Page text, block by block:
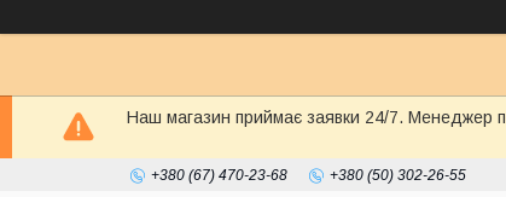
Наш магазин приймає заявки 24/7. Менеджер
+380 (67) 470-23-68 +380 (50) 302-26-55